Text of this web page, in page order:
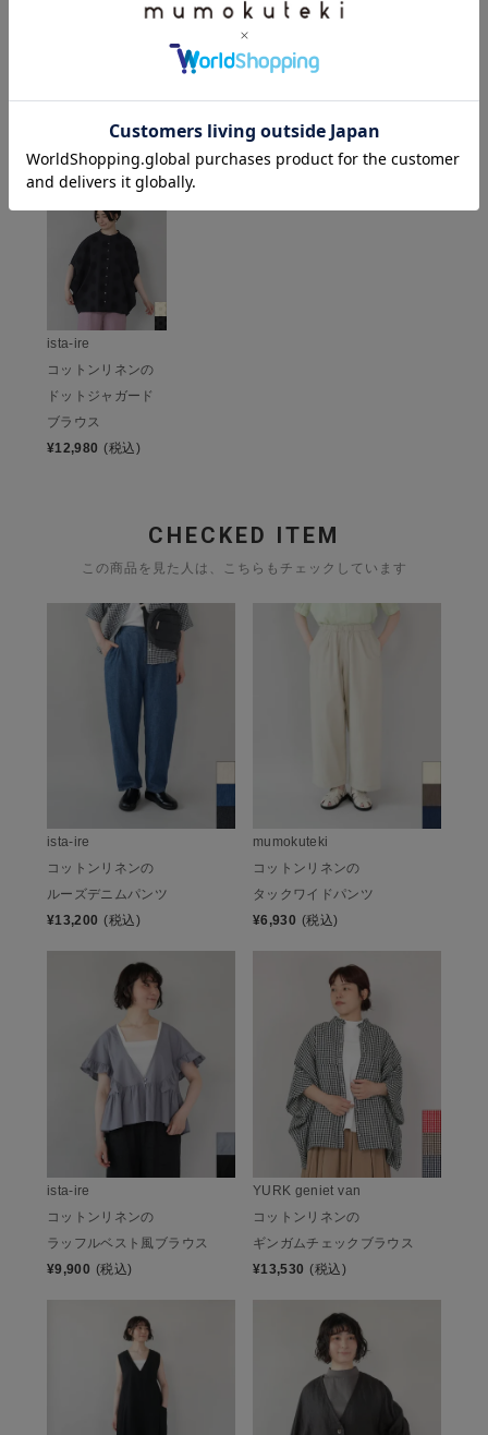
レビューを書いて100ポイント
HISTORY
最近チェックした商品
ista-ire
コットンリネンの
ドットジャガード
ブラウス
¥12,980 (税込)
CHECKED ITEM
この商品を見た人は、こちらもチェックしています
ista-ire
コットンリネンの
ルーズデニムパンツ
¥13,200 (税込)
mumokuteki
コットンリネンの
タックワイドパンツ
¥6,930 (税込)
ista-ire
コットンリネンの
ラッフルベスト風ブラウス
¥9,900 (税込)
YURK geniet van
コットンリネンの
ギンガムチェックブラウス
¥13,530 (税込)